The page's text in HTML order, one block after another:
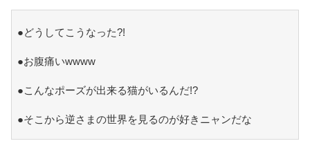
●どうしてこうなった?!
●お腹痛いwwww
●こんなポーズが出来る猫がいるんだ!?
●そこから逆さまの世界を見るのが好きニャンだな